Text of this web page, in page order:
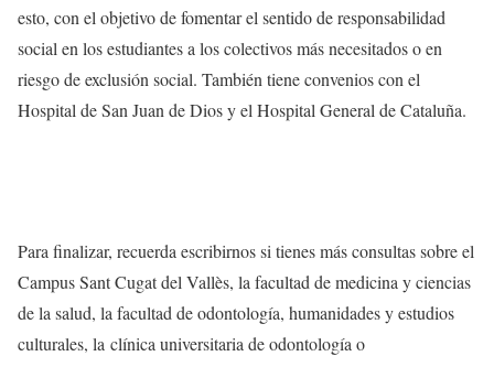
esto, con el objetivo de fomentar el sentido de responsabilidad
social en los estudiantes a los colectivos más necesitados o en
riesgo de exclusión social. También tiene convenios con el
Hospital de San Juan de Dios y el Hospital General de Cataluña.
Para finalizar, recuerda escribirnos si tienes más consultas sobre el
Campus Sant Cugat del Vallès, la facultad de medicina y ciencias
de la salud, la facultad de odontología, humanidades y estudios
culturales, la clínica universitaria de odontología o